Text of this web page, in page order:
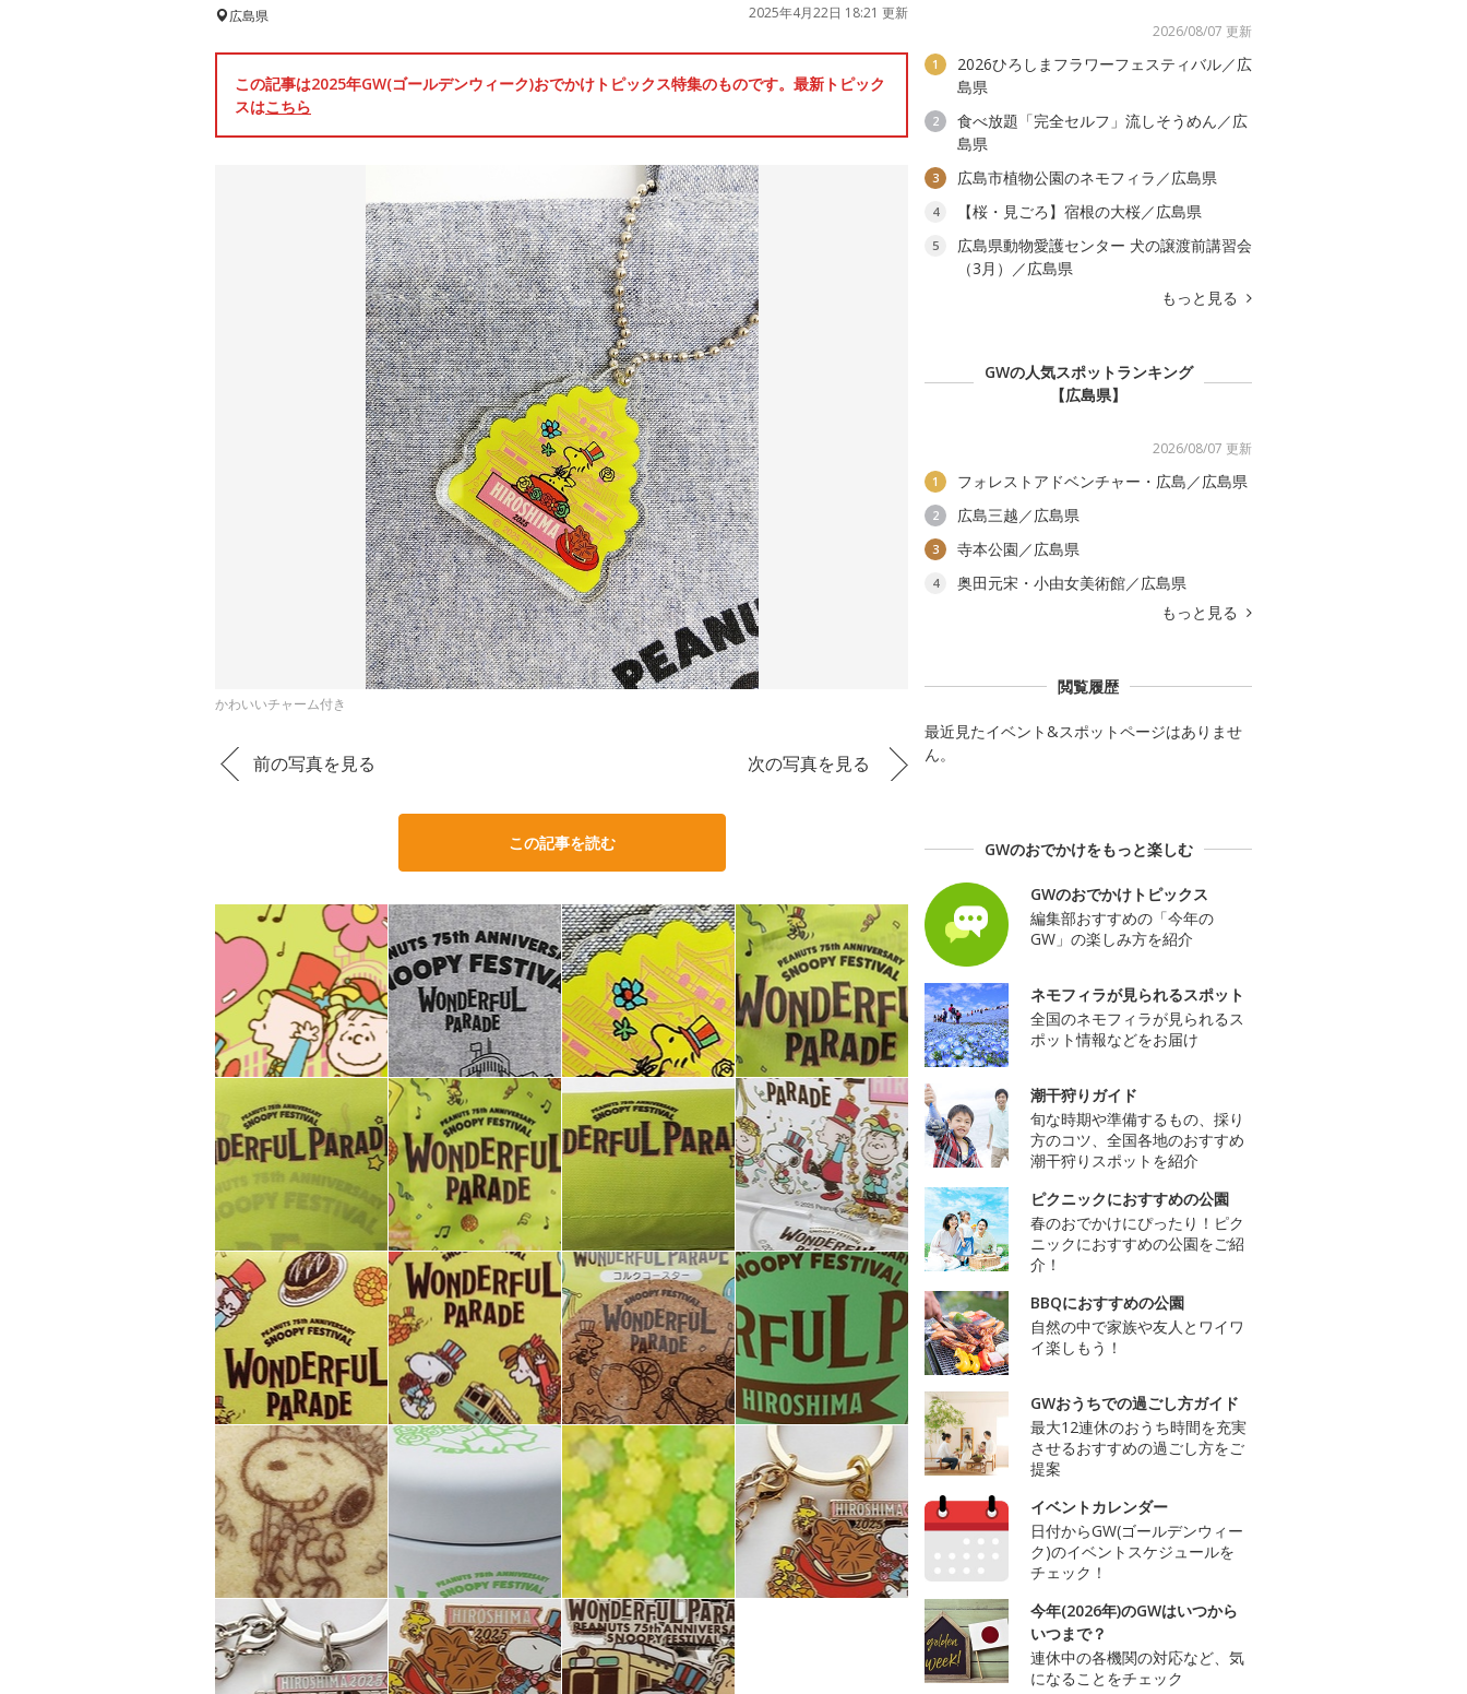
広島県 2025年4月22日 18:21 更新
この記事は2025年GW(ゴールデンウィーク)おでかけトピックス特集のものです。最新トピック
スはこちら
かわいいチャーム付き
前の写真を見る 次の写真を見る
この記事を読む
2026/08/07 更新
1
2026ひろしまフラワーフェスティバル／広
島県
2
食べ放題「完全セルフ」流しそうめん／広
島県
3 広島市植物公園のネモフィラ／広島県
4 【桜・見ごろ】宿根の大桜／広島県
5
広島県動物愛護センター 犬の譲渡前講習会
（3月）／広島県
もっと見る
GWの人気スポットランキング
【広島県】
2026/08/07 更新
1 フォレストアドベンチャー・広島／広島県
2 広島三越／広島県
3 寺本公園／広島県
4
奥田元宋・小由女美術館／広島県
もっと見る
閲覧履歴
最近見たイベント&スポットページはありませ
ん。
GWのおでかけをもっと楽しむ
GWのおでかけトピックス
編集部おすすめの「今年の
GW」の楽しみ方を紹介
ネモフィラが見られるスポット
全国のネモフィラが見られるス
ポット情報などをお届け
潮干狩りガイド
旬な時期や準備するもの、採り
方のコツ、全国各地のおすすめ
潮干狩りスポットを紹介
ピクニックにおすすめの公園
春のおでかけにぴったり！ピク
ニックにおすすめの公園をご紹
介！
BBQにおすすめの公園
自然の中で家族や友人とワイワ
イ楽しもう！
GWおうちでの過ごし方ガイド
最大12連休のおうち時間を充実
させるおすすめの過ごし方をご
提案
イベントカレンダー
日付からGW(ゴールデンウィー
ク)のイベントスケジュールを
チェック！
今年(2026年)のGWはいつから
いつまで？
連休中の各機関の対応など、気
になることをチェック